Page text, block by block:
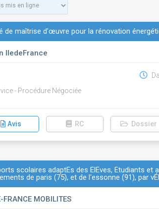
de maîtrise d'œuvre pour la rénovation
IledeFrance
- Procédure Négociée
Avis RC Dossier
scolaires adaptÉs des ÉlÈves, Étudiants et
de paris (75), et de l'essonne (91), par
FRANCE MOBILITES